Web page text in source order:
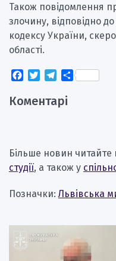
Також повідомлення
злочину, відповідно
кодексу України,
області.
Facebook
TwitterTelegram
Коментарі
Більше новин читайте
студії, а також у
Позначки: Львівська